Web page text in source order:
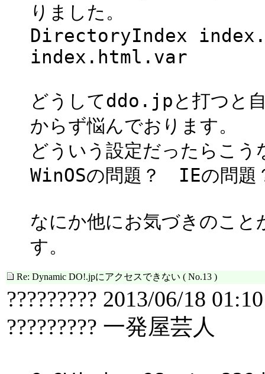
りました。
DirectoryIndex
index.html.var
どうしてddo.jpと打つと
からず悩んでおります。
どういう設定だったらこう
WinOSの問題？ IEの問
なにか他にお気づきのこ
す。
Re: Dynamic DO!.jpにアクセスできない ( No.13 )
????????? 2013/06/18 01:10
????????? 一発屋芸人